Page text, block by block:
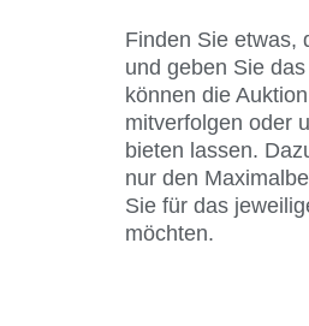
Finden Sie etwas,
und geben Sie
können die
mitverfolgen oder
bieten lassen.
nur den
Sie für das
möchten.